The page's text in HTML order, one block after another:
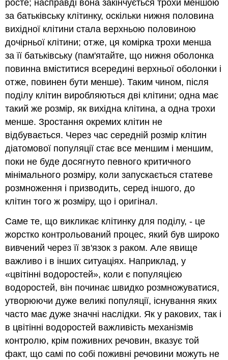
росте; насправді вона закінчується трохи меншою
за батьківську клітинку, оскільки нижня половина
вихідної клітини стала верхньою половиною
дочірньої клітини; отже, ця комірка трохи менша
за її батьківську (пам'ятайте, що нижня оболонка
повинна вміститися всередині верхньої оболонки і
отже, повинен бути менше). Таким чином, після
поділу клітин виробляються дві клітини; одна має
такий же розмір, як вихідна клітина, а одна трохи
менше. Зростання окремих клітин не
відбувається. Через час середній розмір клітин
діатомової популяції стає все меншим і меншим,
поки не буде досягнуто певного критичного
мінімального розміру, коли запускається статеве
розмноження і призводить, серед іншого, до
клітин того ж розміру, що і оригінал.
Саме те, що викликає клітинку для поділу, - це
жорстко контрольований процес, який був широко
вивчений через її зв'язок з раком. Але явище
важливо і в інших ситуаціях. Наприклад, у
«цвітінні водоростей», коли є популяцією
водоростей, він починає швидко розмножуватися,
утворюючи дуже великі популяції, існування яких
часто має дуже значні наслідки. Як у ракових, так і
в цвітінні водоростей важливість механізмів
контролю, крім поживних речовин, вказує той
факт, що самі по собі поживні речовини можуть не